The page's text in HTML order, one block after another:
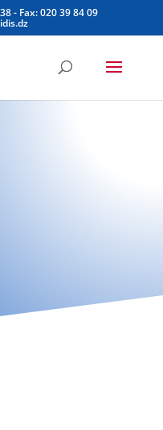
- Fax: 020 39 84 09